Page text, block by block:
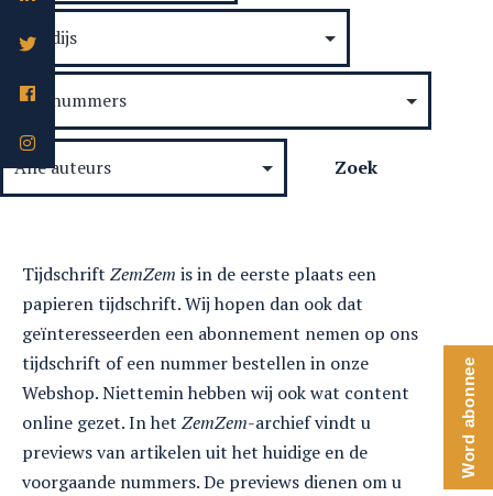
Tijdschrift ZemZem is in de eerste plaats een
papieren tijdschrift. Wij hopen dan ook dat
geïnteresseerden een abonnement nemen op ons
tijdschrift of een nummer bestellen in onze
Webshop. Niettemin hebben wij ook wat content
online gezet. In het ZemZem-archief vindt u
previews van artikelen uit het huidige en de
voorgaande nummers. De previews dienen om u
Word abonnee